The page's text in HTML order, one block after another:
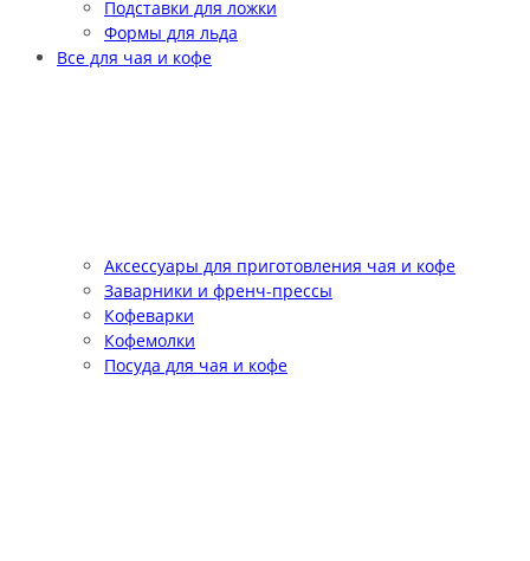
Подставки для ложки
Формы для льда
Все для чая и кофе
Аксессуары для приготовления чая и кофе
Заварники и френч-прессы
Кофеварки
Кофемолки
Посуда для чая и кофе